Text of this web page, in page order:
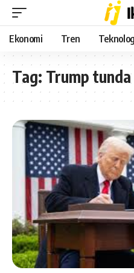
Ekonomi Tren
Tag: Trump